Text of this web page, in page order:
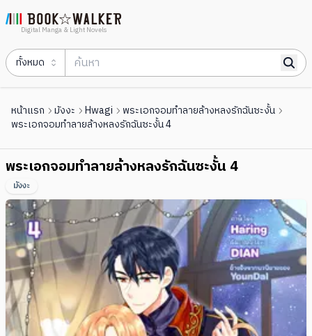
Digital Manga & Light Novels
ทั้งหมด
หน้าแรก มังงะ Hwagi
พระเอกจอมทำลายล้างหลงรักฉันซะงั้น
พระเอกจอมทำลายล้างหลงรักฉันซะงั้น 4
พระเอกจอมทำลายล้างหลงรักฉันซะงั้น 4
มังงะ